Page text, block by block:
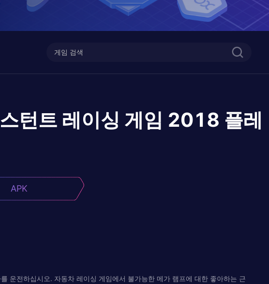
턴트 레이싱 게임 2018 플레
APK
운전하십시오. 자동차 레이싱 게임에서 불가능한 메가 램프에 대한 좋아하는 근